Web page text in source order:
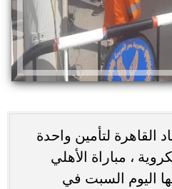
القاهرة لتأمين واحدة
، مباراة الأهلي
اليوم السبت في